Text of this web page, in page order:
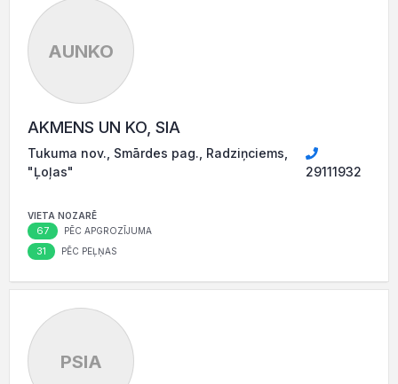
AUNKO
AKMENS UN KO, SIA
Tukuma nov., Smārdes pag., Radziņciems,
"Ļoļas"
29111932
VIETA NOZARĒ
67 PĒC APGROZĪJUMA
31 PĒC PEĻŅAS
PSIA